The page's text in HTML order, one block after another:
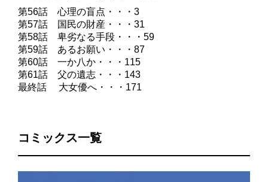
第56話 心理の盲点・・・3
第57話 国民の財産・・・31
第58話 卑劣なる手段・・・59
第59話 あるお願い・・・87
第60話 一か八か・・・115
第61話 父の遺志・・・143
最終話 大女優へ・・・171
コミックス一覧